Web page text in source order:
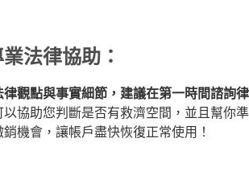
法律協助：
觀點與事實細節，建議在第一時間諮詢律
以協助您判斷是否有救濟空間，並且幫你準
機會，讓帳戶盡快恢復正常使用！